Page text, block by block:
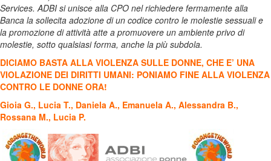
Services. ADBI si unisce alla CPO nel richiedere fermamente alla
Banca la sollecita adozione di un codice contro le molestie sessuali e
la promozione di attività atte a promuovere un ambiente privo di
molestie, sotto qualsiasi forma, anche la più subdola.
DICIAMO BASTA ALLA VIOLENZA SULLE DONNE, CHE E’ UNA
VIOLAZIONE DEI DIRITTI UMANI: PONIAMO FINE ALLA VIOLENZA
CONTRO LE DONNE ORA!
Gioia G., Lucia T., Daniela A., Emanuela A., Alessandra B.,
Rossana M., Lucia P.